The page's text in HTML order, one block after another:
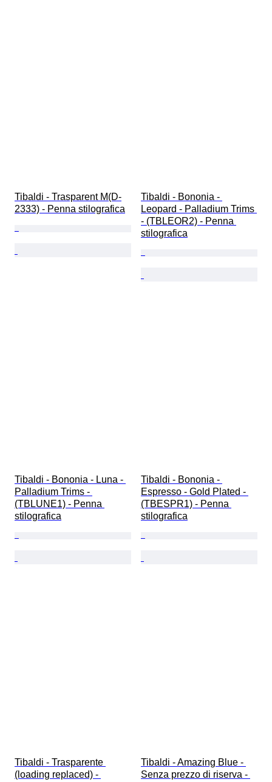
Tibaldi - Trasparent M(D-
2333) - Penna stilografica
Tibaldi - Bononia -
Leopard - Palladium Trims
- (TBLEOR2) - Penna
stilografica
Tibaldi - Bononia - Luna -
Palladium Trims -
(TBLUNE1) - Penna
stilografica
Tibaldi - Bononia -
Espresso - Gold Plated -
(TBESPR1) - Penna
stilografica
Tibaldi - Trasparente
(loading replaced) -
Tibaldi - Amazing Blue -
Senza prezzo di riserva -